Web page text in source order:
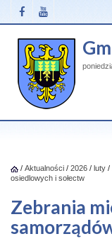
/ Aktualności / 2026 / luty /
osiedlowych i sołectw
Zebrania